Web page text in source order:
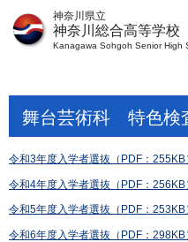
神奈川県立
神奈川総合高等学校
Kanagawa Sohgoh Senior High
舞台芸術科 特色
令和3年度入学者選抜（PDF：255KB
令和4年度入学者選抜（PDF：256KB
令和5年度入学者選抜（PDF：253KB
令和6年度入学者選抜（PDF：298KB